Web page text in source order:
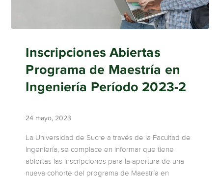
Inscripciones Abiertas
Programa de Maestría en
Ingeniería Período 2023-2
24 mayo, 2023
La Universidad de Sucre a través de la Facultad de
Ingeniería, se complace en informar que tiene
abiertas las inscripciones para la apertura de una
nueva cohorte del programa de Maestría en